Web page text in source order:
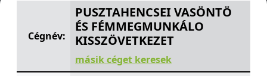
PUSZTAHENCSEI VASÖNTÖ ÉS FÉMMEGMUNKÁLO
Cégnév:
PUSZTAHENCSEI VASÖNTÖ
ÉS FÉMMEGMUNKÁLO
KISSZÖVETKEZET
másik céget keresek